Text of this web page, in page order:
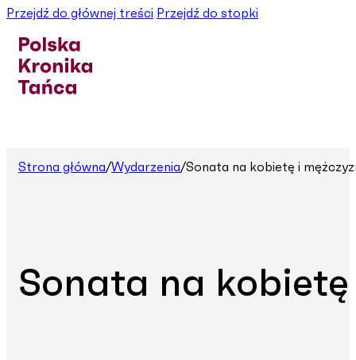
Przejdź do głównej treści Przejdź do stopki
Strona główna/Wydarzenia/Sonata na kobietę i
Sonata na kobietę